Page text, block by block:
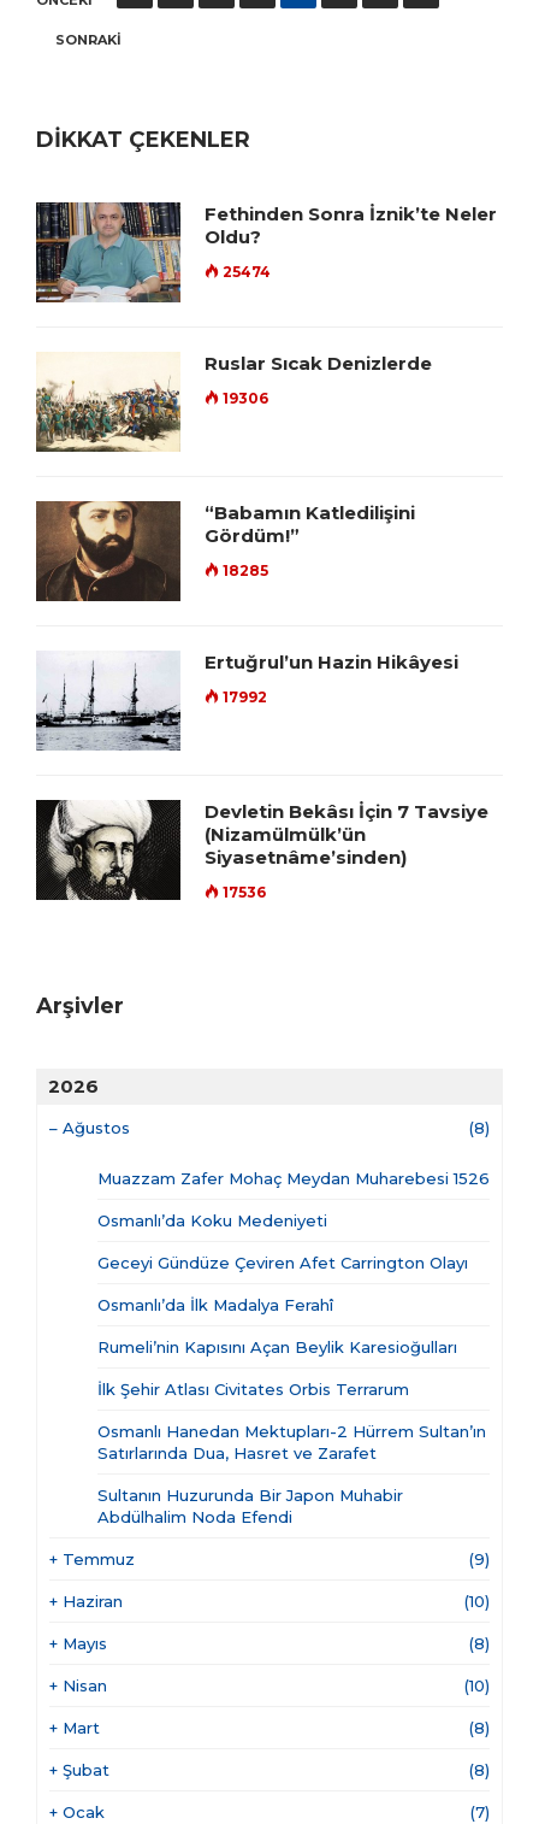
SONRAKI
DİKKAT ÇEKENLER
Fethinden Sonra İznik’te Neler
Oldu?
25474
Ruslar Sıcak Denizlerde
19306
“Babamın Katledilişini
Gördüm!”
18285
Ertuğrul’un Hazin Hikâyesi
17992
Devletin Bekâsı İçin 7 Tavsiye
(Nizamülmülk’ün
Siyasetnâme’sinden)
17536
Arşivler
2026
– Ağustos (8)
Muazzam Zafer Mohaç Meydan Muharebesi 1526
Osmanlı’da Koku Medeniyeti
Geceyi Gündüze Çeviren Afet Carrington Olayı
Osmanlı’da İlk Madalya Ferahî
Rumeli’nin Kapısını Açan Beylik Karesioğulları
İlk Şehir Atlası Civitates Orbis Terrarum
Osmanlı Hanedan Mektupları-2 Hürrem Sultan’ın
Satırlarında Dua, Hasret ve Zarafet
Sultanın Huzurunda Bir Japon Muhabir
Abdülhalim Noda Efendi
+ Temmuz (9)
+ Haziran (10)
+ Mayıs (8)
+ Nisan (10)
+ Mart (8)
+ Şubat (8)
+ Ocak (7)